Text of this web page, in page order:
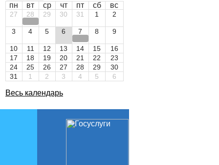
пн вт ср чт пт сб вс
27 28 29 30 31 1 2
3 4 5 6 7 8 9
10 11 12 13 14 15
16
17
18 19 20 21 22
23
24
25 26 27 28 29
30
31
1 2 3 4 5 6
Весь календарь